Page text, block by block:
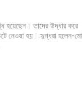
হয়েছেন। তাদের উদ্ধার করে
নেওয়া হয়। দুগ্ধরা হলেন-